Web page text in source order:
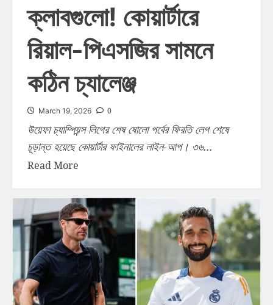
ক্লাবগুলো! কোয়ার্টারে
রিয়াল-পিএসজির সামনে
কঠিন চ্যালেঞ্জ
March 19, 2026 0
উয়েফা চ্যাম্পিয়ন্স লিগের শেষ ষোলো পর্বের ফিরতি লেগ শেষে
চূড়ান্ত হয়েছে কোয়ার্টার ফাইনালের লাইন-আপ। ৩৬...
Read More